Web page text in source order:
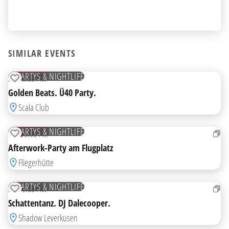
SIMILAR EVENTS
18
PARTYS & NIGHTLIFE
ADD TO WATCHLIST
SAT8:00 PM
Golden Beats. Ü40 Party.
Scala Club
13
PARTYS & NIGHTLIFE
ADD TO WATCHLIST
THU5:00 PM
Afterwork-Party am Flugplatz
Fliegerhütte
25
PARTYS & NIGHTLIFE
ADD TO WATCHLIST
SAT9:00 PM
Schattentanz. DJ Dalecooper.
Shadow Leverkusen